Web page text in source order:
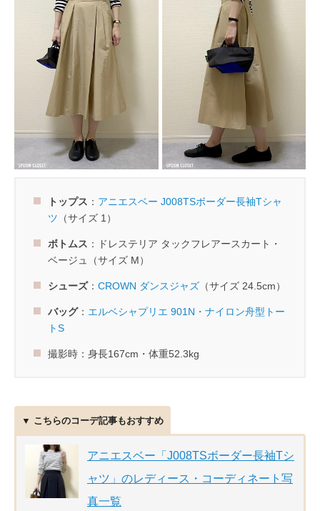
トップス ： アニエスベー J008TSボーダー長袖Tシャ
ツ （サイズ 1）
ボトムス ：ドレステリア タックフレアースカート・
ベージュ（サイズ M）
シューズ： CROWN ダンスジャズ （サイズ 24.5cm）
バッグ： エルベシャプリエ 901N・ナイロン舟型トー
トS
撮影時：身長167cm・体重52.3kg
▼ こちらのコーデ記事もおすすめ
アニエスベー「J008TSボーダー長袖Tシ
ャツ」のレディース・コーディネート写
真一覧